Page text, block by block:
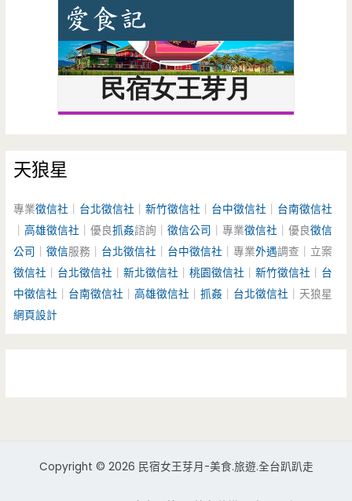
天狼星
專業徵信社 台北徵信社 ｜新竹徵信社 台中徵信社
台南徵信社
｜高雄徵信社 ｜優良抓姦諮詢｜徵信公司 ｜專業徵信社 ｜優良徵信
公司 ｜徵信服務｜ 台北徵信社 台中徵信社 ｜專業外遇調查｜立案
徵信社
台北徵信社 ｜新北徵信社 ｜桃園徵信社 ｜新竹徵信社
台
中徵信社
台南徵信社 ｜高雄徵信社 ｜抓姦 台北徵信社 ｜天狼星
網頁設計
Copyright © 2026 民宿女王芽月-美食.旅遊.全台趴趴走